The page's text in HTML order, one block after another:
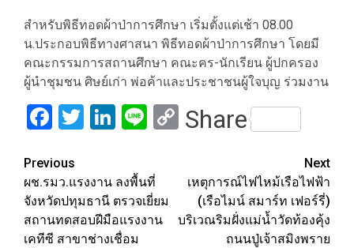
สำหรับพิธีทอดผ้าป่าการศึกษา เริ่มตั้งแต่เช้า 08.00
น.ประกอบพิธีทางศาสนา พิธีทอดผ้าป่าการศึกษา โดยมี
คณะกรรมการสถานศึกษา คณะคร-นักเรียน ผู้ปกครอง
ผู้นำชุมชน ศิษย์เก่า พ่อค้าและประชาชนผู้ใจบุญ ร่วมงาน
Facebook
Twitter
LinkedIn
LineCopy
Share
Post
navigation
Previous
ผช.รมว.แรงงาน ลงพื้นที่
จังหวัดปทุมธานี ตรวจเยี่ยม
สถานทดสอบฝีมือแรงงาน
เคทีซี สาขาช่างเชื่อม
Next
เหตุการณ์ไฟไหม้เรือไฟฟ้า
(เรือไมน์ สมาร์ท เฟอร์รี่)
บริเวณริมฝั่งแม่น้ำวัดท้องคุ้ง
ถนนปู่เจ้าสมิงพราย